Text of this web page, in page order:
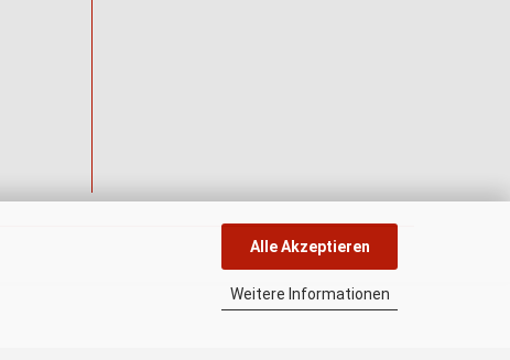
Alle Akzeptieren
Weitere Informationen